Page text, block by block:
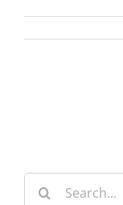
Search
for: